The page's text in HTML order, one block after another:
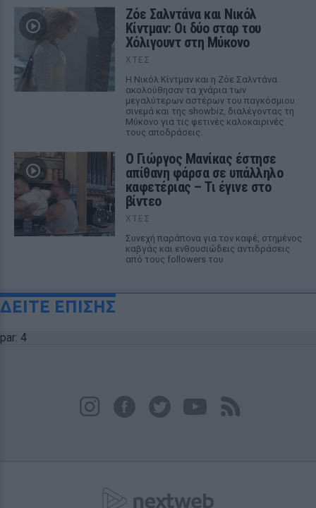
Ζόε Σαλντάνα και Νικόλ
Κίντμαν: Οι δύο σταρ του
Χόλιγουντ στη Μύκονο
ΧΤΕΣ
Η Νικόλ Κίντμαν και η Ζόε Σαλντάνα
ακολούθησαν τα χνάρια των
μεγαλύτερων αστέρων του παγκόσμιου
σινεμά και της showbiz, διαλέγοντας τη
Μύκονο για τις φετινές καλοκαιρινές
τους αποδράσεις.
Ο Γιώργος Μανίκας έστησε
απίθανη φάρσα σε υπάλληλο
καφετέριας – Τι έγινε στο
βίντεο
ΧΤΕΣ
Συνεχή παράπονα για τον καφέ, στημένος
καβγάς και ενθουσιώδεις αντιδράσεις
από τους followers του
ΔΕΙΤΕ ΕΠΙΣΗΣ
par: 4